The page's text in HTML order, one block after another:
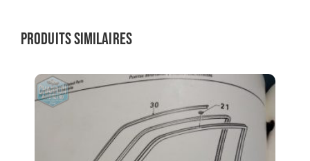
Produits similaires